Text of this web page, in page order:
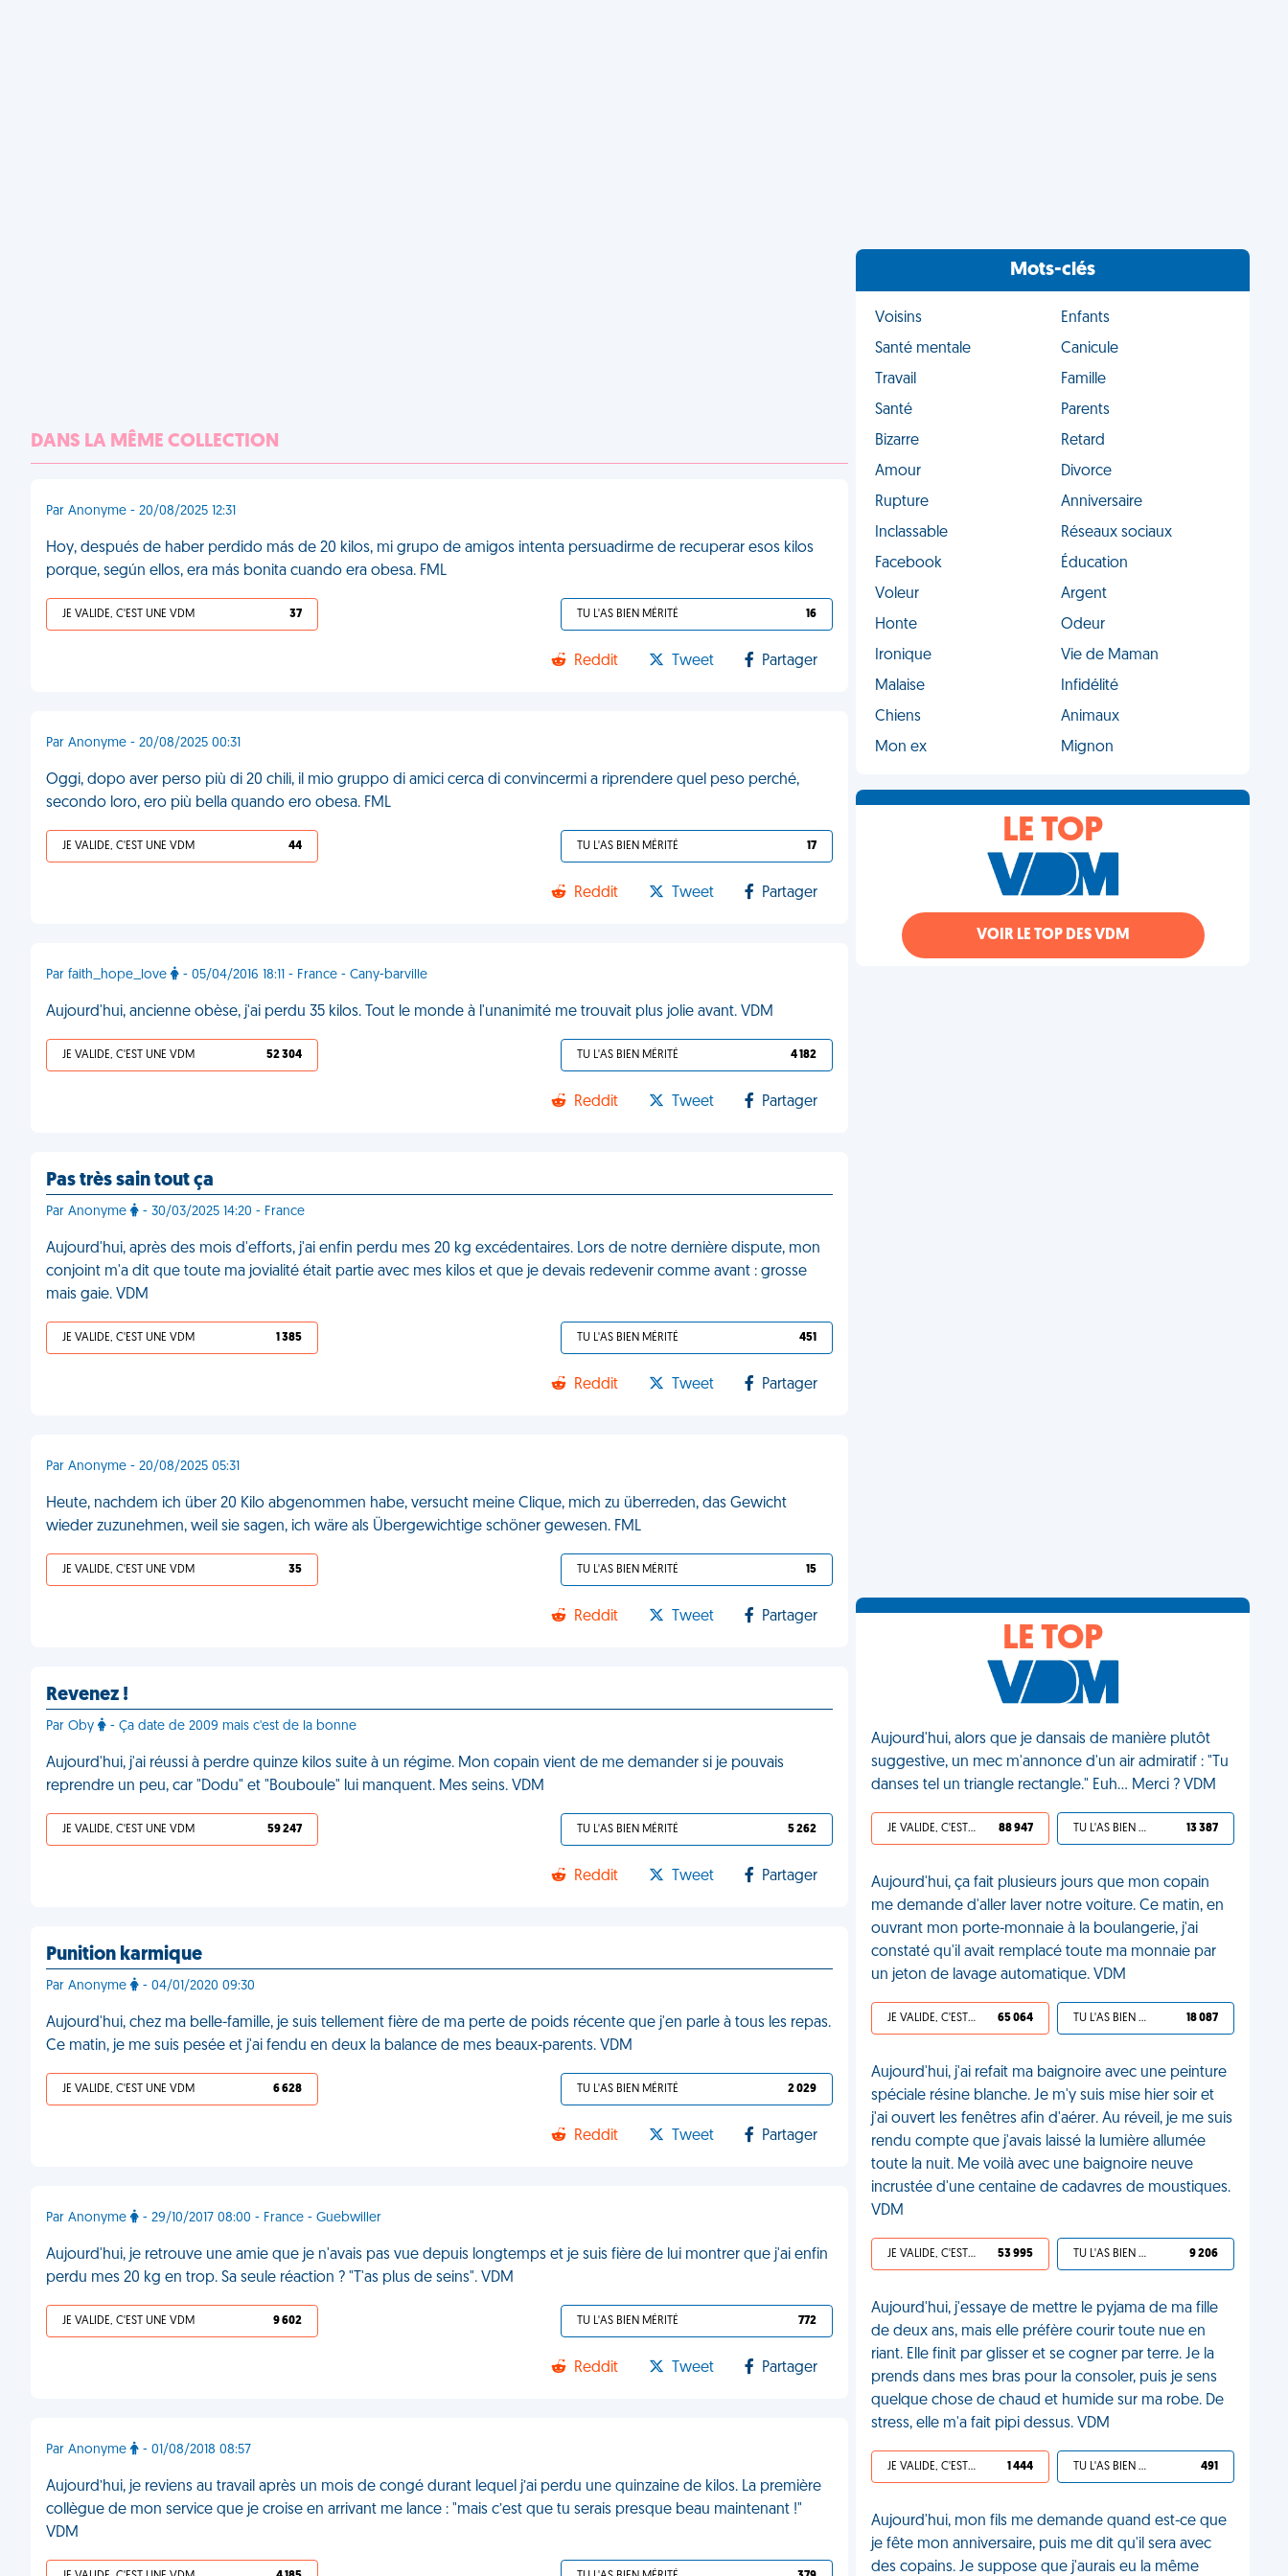
DANS LA MÊME COLLECTION
Par Anonyme - 20/08/2025 12:31
Hoy, después de haber perdido más de 20 kilos, mi grupo de amigos intenta persuadirme de recuperar esos kilos
porque, según ellos, era más bonita cuando era obesa. FML
JE VALIDE, C'EST UNE VDM 37 TU L'AS BIEN MÉRITÉ 16
Reddit Tweet Partager
Par Anonyme - 20/08/2025 00:31
Oggi, dopo aver perso più di 20 chili, il mio gruppo di amici cerca di convincermi a riprendere quel peso perché,
secondo loro, ero più bella quando ero obesa. FML
JE VALIDE, C'EST UNE VDM 44 TU L'AS BIEN MÉRITÉ 17
Reddit Tweet Partager
Par faith_hope_love - 05/04/2016 18:11 - France - Cany-barville
Aujourd'hui, ancienne obèse, j'ai perdu 35 kilos. Tout le monde à l'unanimité me trouvait plus jolie avant. VDM
JE VALIDE, C'EST UNE VDM 52 304 TU L'AS BIEN MÉRITÉ 4 182
Reddit Tweet Partager
Pas très sain tout ça
Par Anonyme - 30/03/2025 14:20 - France
Aujourd'hui, après des mois d'efforts, j'ai enfin perdu mes 20 kg excédentaires. Lors de notre dernière dispute, mon
conjoint m'a dit que toute ma jovialité était partie avec mes kilos et que je devais redevenir comme avant : grosse
mais gaie. VDM
JE VALIDE, C'EST UNE VDM 1 385 TU L'AS BIEN MÉRITÉ 451
Reddit Tweet Partager
Par Anonyme - 20/08/2025 05:31
Heute, nachdem ich über 20 Kilo abgenommen habe, versucht meine Clique, mich zu überreden, das Gewicht
wieder zuzunehmen, weil sie sagen, ich wäre als Übergewichtige schöner gewesen. FML
JE VALIDE, C'EST UNE VDM 35 TU L'AS BIEN MÉRITÉ 15
Reddit Tweet Partager
Revenez !
Par Oby - Ça date de 2009 mais c'est de la bonne
Aujourd'hui, j'ai réussi à perdre quinze kilos suite à un régime. Mon copain vient de me demander si je pouvais
reprendre un peu, car "Dodu" et "Bouboule" lui manquent. Mes seins. VDM
JE VALIDE, C'EST UNE VDM 59 247 TU L'AS BIEN MÉRITÉ 5 262
Reddit Tweet Partager
Punition karmique
Par Anonyme - 04/01/2020 09:30
Aujourd'hui, chez ma belle-famille, je suis tellement fière de ma perte de poids récente que j'en parle à tous les repas.
Ce matin, je me suis pesée et j'ai fendu en deux la balance de mes beaux-parents. VDM
JE VALIDE, C'EST UNE VDM 6 628 TU L'AS BIEN MÉRITÉ 2 029
Reddit Tweet Partager
Par Anonyme - 29/10/2017 08:00 - France - Guebwiller
Aujourd'hui, je retrouve une amie que je n'avais pas vue depuis longtemps et je suis fière de lui montrer que j'ai enfin
perdu mes 20 kg en trop. Sa seule réaction ? "T'as plus de seins". VDM
JE VALIDE, C'EST UNE VDM 9 602 TU L'AS BIEN MÉRITÉ 772
Reddit Tweet Partager
Par Anonyme - 01/08/2018 08:57
Aujourd’hui, je reviens au travail après un mois de congé durant lequel j’ai perdu une quinzaine de kilos. La première
collègue de mon service que je croise en arrivant me lance : "mais c’est que tu serais presque beau maintenant !"
VDM
Mots-clés
Voisins
Enfants
Santé mentale
Canicule
Travail
Famille
Santé
Parents
Bizarre
Retard
Amour
Divorce
Rupture
Anniversaire
Inclassable
Réseaux sociaux
Facebook
Éducation
Voleur
Argent
Honte
Odeur
Ironique
Vie de Maman
Malaise
Infidélité
Chiens
Animaux
Mon ex
Mignon
LE TOP
VOIR LE TOP DES VDM
LE TOP
Aujourd'hui, alors que je dansais de manière plutôt
suggestive, un mec m'annonce d'un air admiratif : "Tu
danses tel un triangle rectangle." Euh... Merci ? VDM
JE VALIDE, C'EST UNE VDM 88 947 TU L'AS BIEN MÉRITÉ 13 387
Aujourd'hui, ça fait plusieurs jours que mon copain
me demande d'aller laver notre voiture. Ce matin, en
ouvrant mon porte-monnaie à la boulangerie, j'ai
constaté qu'il avait remplacé toute ma monnaie par
un jeton de lavage automatique. VDM
JE VALIDE, C'EST UNE VDM 65 064 TU L'AS BIEN MÉRITÉ 18 087
Aujourd'hui, j'ai refait ma baignoire avec une peinture
spéciale résine blanche. Je m'y suis mise hier soir et
j'ai ouvert les fenêtres afin d'aérer. Au réveil, je me suis
rendu compte que j'avais laissé la lumière allumée
toute la nuit. Me voilà avec une baignoire neuve
incrustée d'une centaine de cadavres de moustiques.
VDM
JE VALIDE, C'EST UNE VDM 53 995 TU L'AS BIEN MÉRITÉ 9 206
Aujourd'hui, j'essaye de mettre le pyjama de ma fille
de deux ans, mais elle préfère courir toute nue en
riant. Elle finit par glisser et se cogner par terre. Je la
prends dans mes bras pour la consoler, puis je sens
quelque chose de chaud et humide sur ma robe. De
stress, elle m'a fait pipi dessus. VDM
JE VALIDE, C'EST UNE VDM 1 444 TU L'AS BIEN MÉRITÉ 491
Aujourd'hui, mon fils me demande quand est-ce que
je fête mon anniversaire, puis me dit qu'il sera avec
des copains. Je suppose que j'aurais eu la même